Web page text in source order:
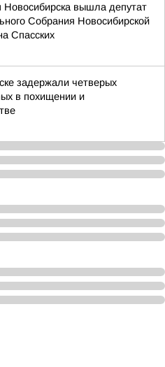
Новосибирска вышла депутат
Собрания Новосибирской
Спасских
задержали четверых
в похищении и